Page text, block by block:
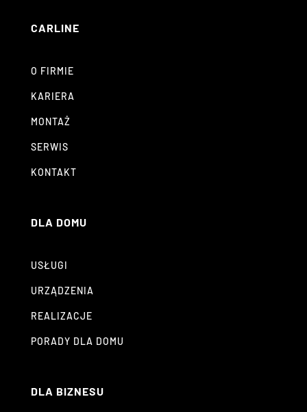
CARLINE
O FIRMIE
KARIERA
MONTAŻ
SERWIS
KONTAKT
DLA DOMU
USŁUGI
URZĄDZENIA
REALIZACJE
PORADY DLA DOMU
DLA BIZNESU